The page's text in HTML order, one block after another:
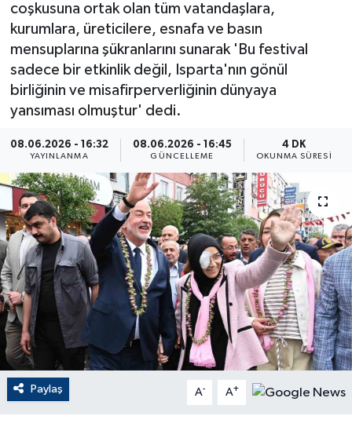
coşkusuna ortak olan tüm vatandaşlara,
kurumlara, üreticilere, esnafa ve basın
mensuplarına şükranlarını sunarak 'Bu festival
sadece bir etkinlik değil, Isparta'nın gönül
birliğinin ve misafirperverliğinin dünyaya
yansıması olmuştur' dedi.
08.06.2026 - 16:32
YAYINLANMA
08.06.2026 - 16:45
GÜNCELLEME
4 DK
OKUNMA SÜRESI
Paylaş A- A+
ÇEVRE
Dış Haberler
EĞİTİM
EKONOMİ
English News
Finans
Flaş Haber
Gayrimenkul
GENEL